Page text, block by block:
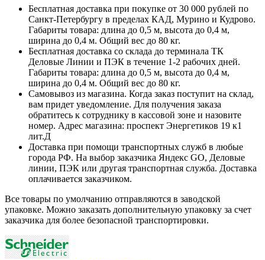
Бесплатная доставка при покупке от 30 000 рублей по
Санкт-Петербургу в пределах КАД, Мурино и Кудрово.
Габариты товара: длина до 0,5 м, высота до 0,4 м,
ширина до 0,4 м. Общий вес до 80 кг.
Бесплатная доставка со склада до терминала ТК
Деловые Линии и ПЭК в течение 1-2 рабочих дней.
Габариты товара: длина до 0,5 м, высота до 0,4 м,
ширина до 0,4 м. Общий вес до 80 кг.
Самовывоз из магазина. Когда заказ поступит на склад,
вам придет уведомление. Для получения заказа
обратитесь к сотруднику в кассовой зоне и назовите
номер. Адрес магазина: проспект Энергетиков 19 к1
лит.Д
Доставка при помощи транспортных служб в любые
города РФ. На выбор заказчика Яндекс GO, Деловые
линии, ПЭК или другая транспортная служба. Доставка
оплачивается заказчиком.
Все товары по умолчанию отправляются в заводской
упаковке. Можно заказать дополнительную упаковку за счет
заказчика для более безопасной транспортировки.